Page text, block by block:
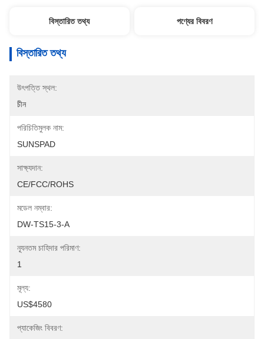
বিস্তারিত তথ্য পণ্যের বিবরণ
বিস্তারিত তথ্য
উৎপত্তি স্থল:
চীন
পরিচিতিমুলক নাম:
SUNSPAD
সাক্ষ্যদান:
CE/FCC/ROHS
মডেল নম্বার:
DW-TS15-3-A
ন্যূনতম চাহিদার পরিমাণ:
1
মূল্য:
US$4580
প্যাকেজিং বিবরণ: